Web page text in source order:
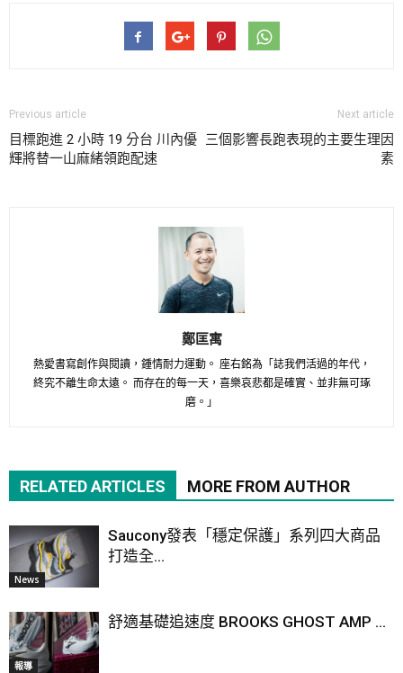
Previous article
目標跑進 2 小時 19 分台 川內優
輝將替一山麻緒領跑配速
Next article
三個影響長跑表現的主要生理因
素
鄭匡寓
熱愛書寫創作與閱讀，鍾情耐力運動。 座右銘為「誌我們活過的年代，
終究不離生命太遠。 而存在的每一天，喜樂哀悲都是確實、並非無可琢
磨。」
RELATED ARTICLES MORE FROM AUTHOR
News
Saucony發表「穩定保護」系列四大商品
打造全...
報導
舒適基礎追速度 BROOKS GHOST AMP ...